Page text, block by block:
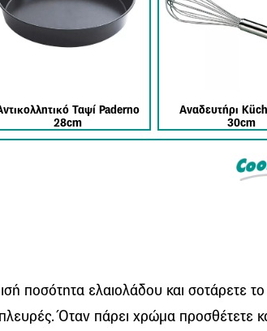
Ταψί Paderno
28cm
Αναδευτήρι
30cm
ποσότητα ελαιολάδου και σοτάρετε
Όταν πάρει χρώμα προσθέτετε